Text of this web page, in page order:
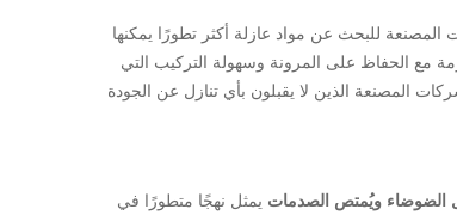
للبحث عن مواد عازلة أكثر تطورًا يمكنها
مع الحفاظ على المرونة وسهولة التركيب التي
المصنعة الذين لا يقبلون بأي تنازل عن الجودة
يمثل نهجًا متطورًا في